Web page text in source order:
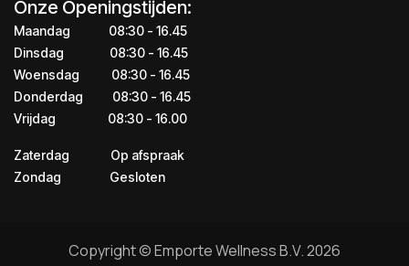
Onze Openingstijden:
Maandag
​​​08:30 - 16.45​
Dinsdag
​​​​08:30 - 16.45
Woensdag
​08:30 - 16.45
Donderdag
​​​​​08:30 - 16.45
Vrijdag
​​​​​08:30 - 16.00
Zaterdag
​​Op afspraak
Zondag
​​Gesloten
Copyright © Emporte Wellness B.V. 2026